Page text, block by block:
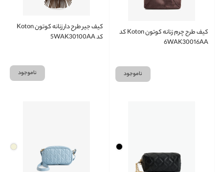
کیف طرح چرم زنانه کوتون Koton کد
6WAK30016AA
ناموجود
کیف جیر طرح دار زنانه کوتون Koton
کد 5WAK30100AA
ناموجود